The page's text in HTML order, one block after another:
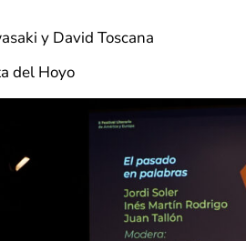
y David Toscana
del Hoyo